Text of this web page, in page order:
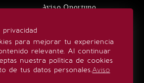
privacidad
para mejorar tu experiencia
relevante. Al continuar
nuestra política de cookies
de tus datos personales.Aviso
Aviso Oportuno
SÍGUENOS